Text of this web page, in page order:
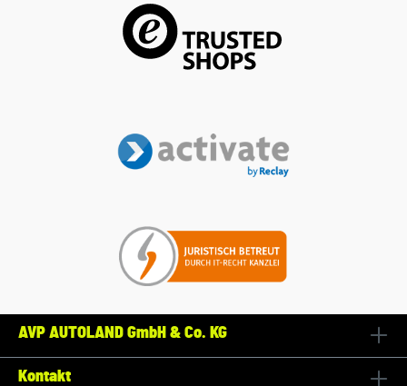
AVP AUTOLAND GmbH & Co. KG
Kontakt